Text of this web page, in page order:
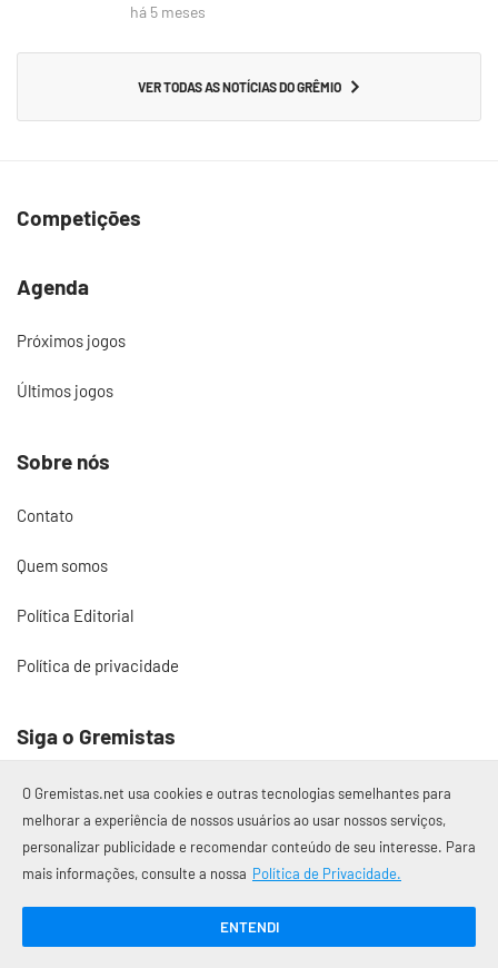
há 5 meses
VER TODAS AS NOTÍCIAS DO GRÊMIO
Competições
Agenda
Próximos jogos
Últimos jogos
Sobre nós
Contato
Quem somos
Política Editorial
Política de privacidade
Siga o Gremistas
© 2017 – 2026 Gremistas.net
Gremistas.net — Porto Alegre/RS
O Gremistas.net usa cookies e outras tecnologias semelhantes para
melhorar a experiência de nossos usuários ao usar nossos serviços,
personalizar publicidade e recomendar conteúdo de seu interesse. Para
mais informações, consulte a nossa Política de Privacidade.
ENTENDI